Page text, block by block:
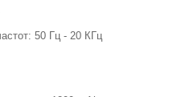
50 Гц - 20 КГц